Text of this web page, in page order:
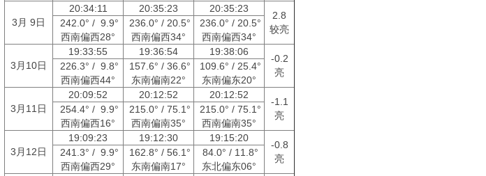
3月 9日
20:34:11 20:35:23 20:35:23
2.8
较亮
242.0° / 9.9°
西南偏西28°
236.0° / 20.5°
西南偏西34°
236.0° / 20.5°
西南偏西34°
3月10日
19:33:55 19:36:54 19:38:06
-0.2
亮
226.3° / 9.8°
西南偏西44°
157.6° / 36.6°
东南偏南22°
109.6° / 25.4°
东南偏东20°
3月11日
20:09:52 20:12:52 20:12:52
-1.1
亮
254.4° / 9.9°
西南偏西16°
215.0° / 75.1°
西南偏南35°
215.0° / 75.1°
西南偏南35°
3月12日
19:09:23 19:12:30 19:15:20
-0.8
亮
241.3° / 9.9°
西南偏西29°
162.8° / 56.1°
东南偏南17°
84.0° / 11.8°
东北偏东06°